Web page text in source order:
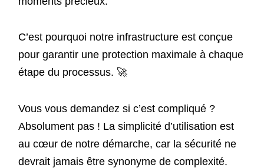
C’est pourquoi notre infrastructure est conçue
pour garantir une protection maximale à chaque
étape du processus. 🚀
Vous vous demandez si c’est compliqué ?
Absolument pas ! La simplicité d’utilisation est
au cœur de notre démarche, car la sécurité ne
devrait jamais être synonyme de complexité.